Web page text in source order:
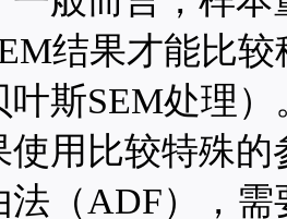
结果才能比
叶斯SEM处理）
使用比较特殊
法（ADF），需